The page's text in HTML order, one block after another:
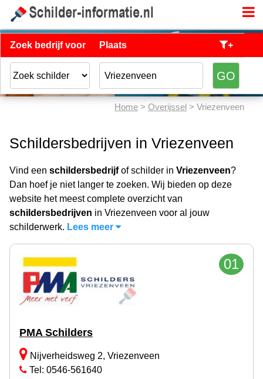
Zoek bedrijf voor Plaats +
Home > Overijssel > Vriezenveen
Schildersbedrijven in Vriezenveen
Vind een schildersbedrijfof schilder in Vriezenveen?
Dan hoef je niet langer te zoeken. Wij bieden op deze
website het meest complete overzicht van
schildersbedrijven in Vriezenveen voor al jouw
schilderwerk. Lees meer
01
PMA Schilders
Nijverheidsweg 2, Vriezenveen
Tel: 0546-561640